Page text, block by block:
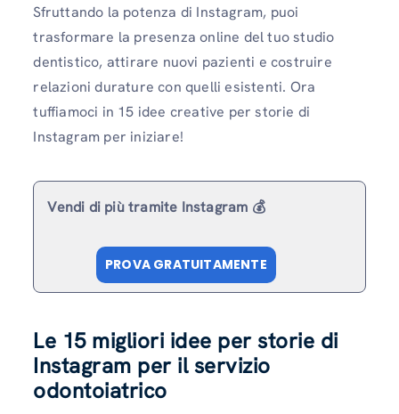
Sfruttando la potenza di Instagram, puoi
trasformare la presenza online del tuo studio
dentistico, attirare nuovi pazienti e costruire
relazioni durature con quelli esistenti. Ora
tuffiamoci in 15 idee creative per storie di
Instagram per iniziare!
Vendi di più tramite Instagram 💰
PROVA GRATUITAMENTE
Le 15 migliori idee per storie di
Instagram per il servizio
odontoiatrico